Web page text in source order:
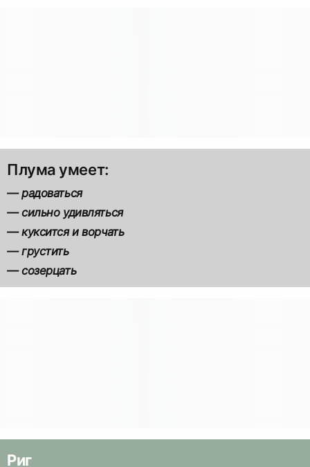
— радоваться
— сильно удивляться
— куксится и ворчать
— грустить
— созерцать
Риг